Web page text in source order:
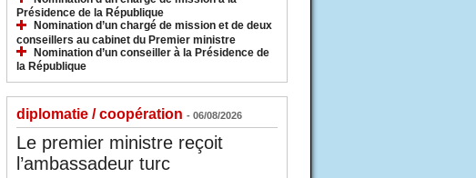
Présidence de la République
Nomination d’un chargé de mission et de deux
conseillers au cabinet du Premier ministre
Nomination d’un conseiller à la Présidence de
la République
diplomatie / coopération - 06/08/2026
Le premier ministre reçoit
l’ambassadeur turc